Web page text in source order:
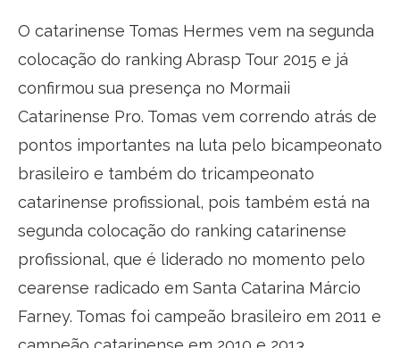
O catarinense Tomas Hermes vem na segunda
colocação do ranking Abrasp Tour 2015 e já
confirmou sua presença no Mormaii
Catarinense Pro. Tomas vem correndo atrás de
pontos importantes na luta pelo bicampeonato
brasileiro e também do tricampeonato
catarinense profissional, pois também está na
segunda colocação do ranking catarinense
profissional, que é liderado no momento pelo
cearense radicado em Santa Catarina Márcio
Farney. Tomas foi campeão brasileiro em 2011 e